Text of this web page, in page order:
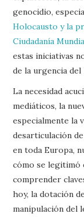
genocidio,
Holocausto y la
Ciudadanía
estas iniciativas
de la urgencia del
La necesidad
mediáticos, la
especialmente la
desarticulación
en toda Europa,
cómo se legitimó
comprender
hoy, la dotación
manipulación del